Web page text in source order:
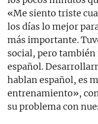
«Me siento triste
los días lo mejor
más importante.
social, pero
español.
hablan español, es
entrenamiento»,
su problema con